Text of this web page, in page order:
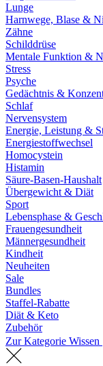
Lunge
Harnwege, Blase &
Zähne
Schilddrüse
Mentale Funktion &
Stress
Psyche
Gedächtnis &
Schlaf
Nervensystem
Energie, Leistung &
Energiestoffwechsel
Homocystein
Histamin
Säure-Basen-Haushalt
Übergewicht & Diät
Sport
Lebensphase &
Frauengesundheit
Männergesundheit
Kindheit
Neuheiten
Sale
Bundles
Staffel-Rabatte
Diät & Keto
Zubehör
Zur Kategorie Wissen